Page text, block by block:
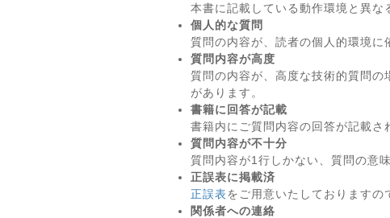
本書に記載している動作環境と異な
個人的な質問
質問の内容が、読者の個人的環境に
質問内容が高度
質問の内容が、高度な技術的質問
があります。
書籍に回答が記載
書籍内にご質問内容の回答が記載さ
質問内容が不十分
質問内容が1行しかない、質問の意
正誤表に掲載済
正誤表をご用意いたしておりますの
関係者への連絡